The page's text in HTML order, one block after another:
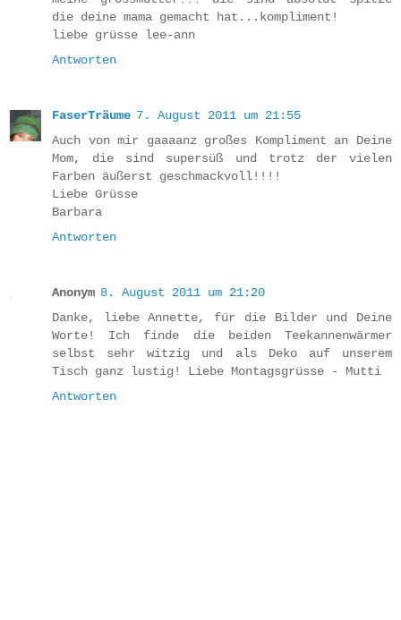
die deine mama gemacht hat...kompliment!
liebe grüsse lee-ann
Antworten
FaserTräume 7. August 2011 um 21:55
Auch von mir gaaaanz großes Kompliment an Deine
Mom, die sind supersüß und trotz der vielen
Farben äußerst geschmackvoll!!!!
Liebe Grüsse
Barbara
Antworten
Anonym 8. August 2011 um 21:20
Danke, liebe Annette, für die Bilder und Deine
Worte! Ich finde die beiden Teekannenwärmer
selbst sehr witzig und als Deko auf unserem
Tisch ganz lustig! Liebe Montagsgrüsse - Mutti
Antworten